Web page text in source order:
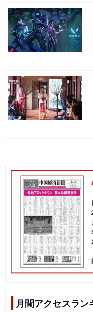
月間アクセスラン